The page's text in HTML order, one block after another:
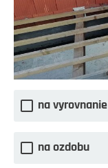
na
na ozdobu